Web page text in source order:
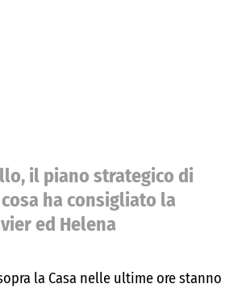
il piano strategico di
cosa ha consigliato la
ed Helena
la Casa nelle ultime ore stanno